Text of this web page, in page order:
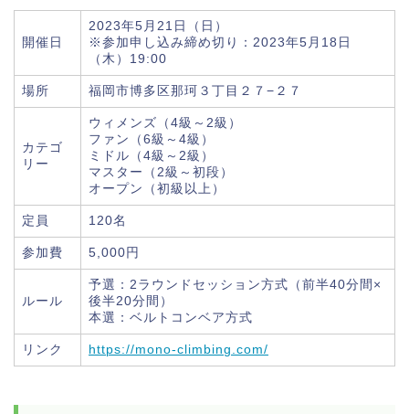
開催日
2023年5月21日（日）
※参加申し込み締め切り：2023年5月18日
（木）19:00
場所 福岡市博多区那珂３丁目２７−２７
カテゴ
リー
ウィメンズ（4級～2級）
ファン（6級～4級）
ミドル（4級～2級）
マスター（2級～初段）
オープン（初級以上）
定員 120名
参加費 5,000円
ルール
予選：2ラウンドセッション方式（前半40分間×
後半20分間）
本選：ベルトコンベア方式
リンク https://mono-climbing.com/